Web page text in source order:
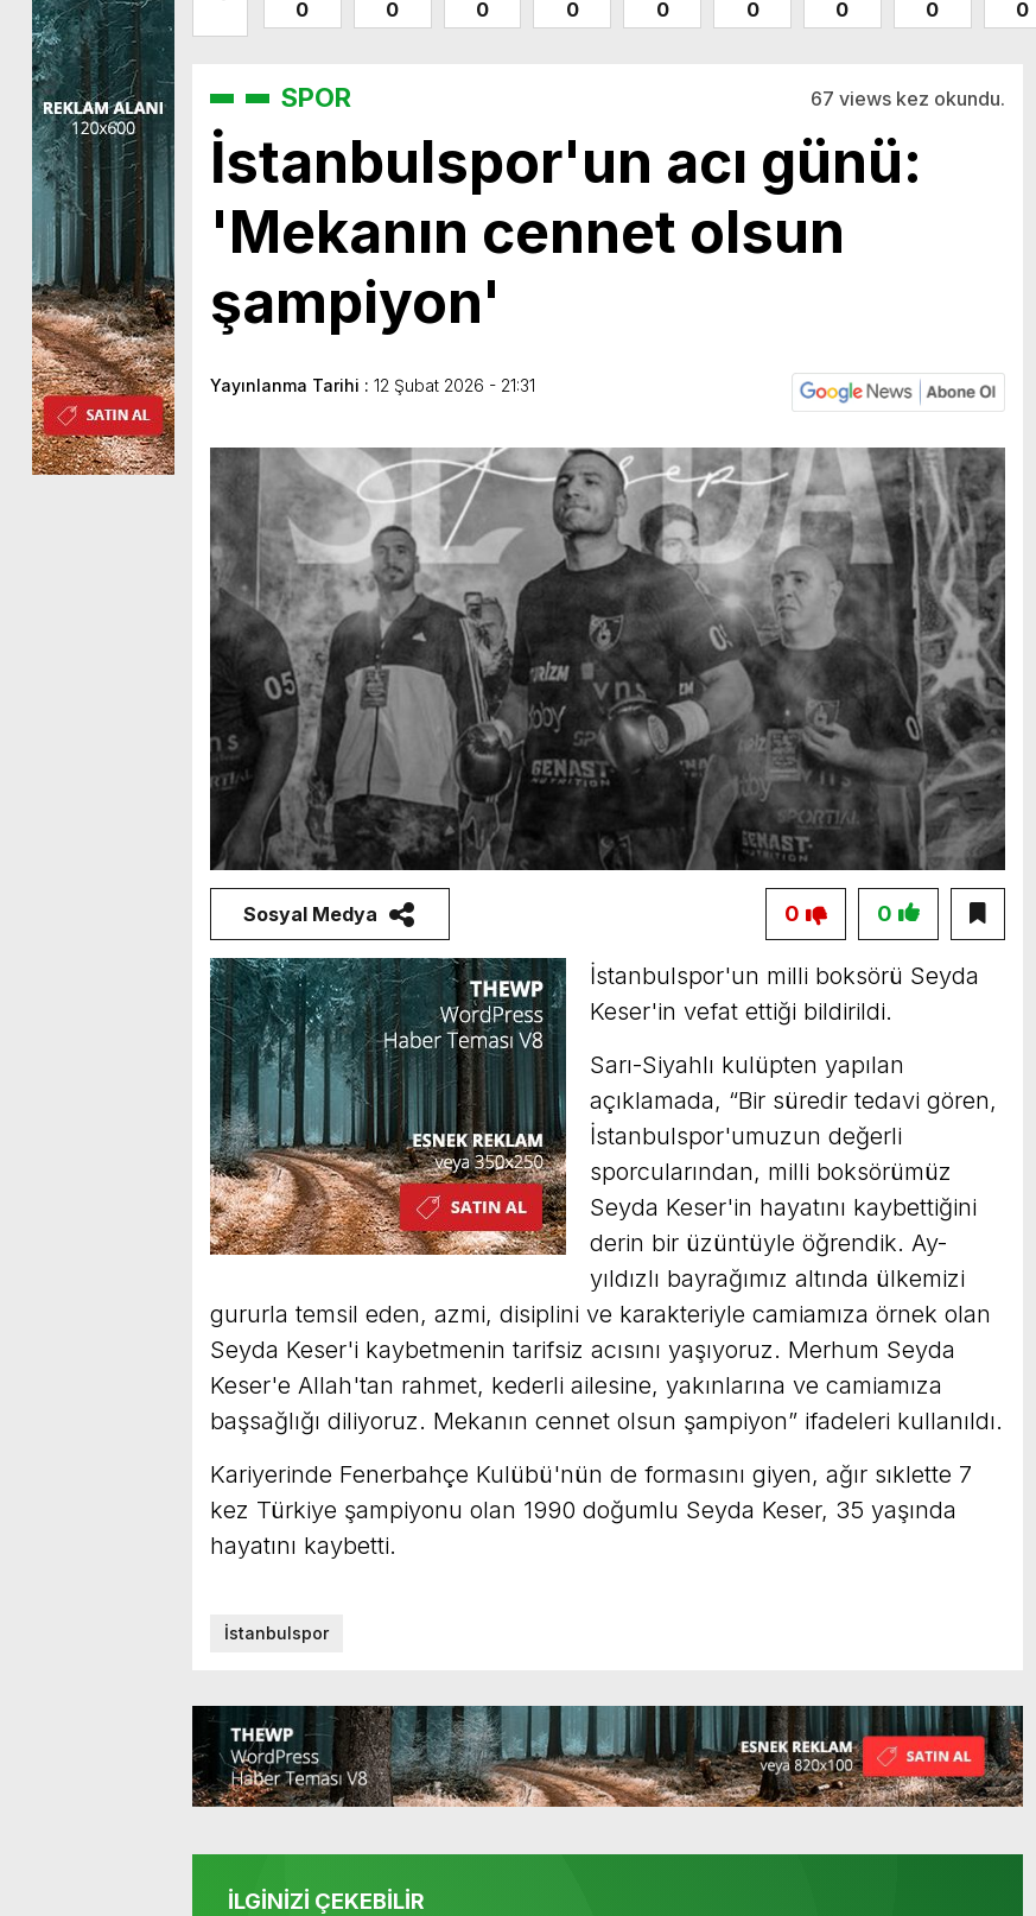
0 0 0 0 0 0 0 0 0
SPOR 67 views kez okundu.
İstanbulspor'un acı günü:
'Mekanın cennet olsun
şampiyon'
Yayınlanma Tarihi : 12 Şubat 2026 - 21:31
Sosyal Medya 0
0
İstanbulspor'un milli boksörü Seyda
Keser'in vefat ettiği bildirildi.
Sarı-Siyahlı kulüpten yapılan
açıklamada, “Bir süredir tedavi gören,
İstanbulspor'umuzun değerli
sporcularından, milli boksörümüz
Seyda Keser'in hayatını kaybettiğini
derin bir üzüntüyle öğrendik. Ay-
yıldızlı bayrağımız altında ülkemizi
gururla temsil eden, azmi, disiplini ve karakteriyle camiamıza örnek olan
Seyda Keser'i kaybetmenin tarifsiz acısını yaşıyoruz. Merhum Seyda
Keser'e Allah'tan rahmet, kederli ailesine, yakınlarına ve camiamıza
başsağlığı diliyoruz. Mekanın cennet olsun şampiyon” ifadeleri kullanıldı.
Kariyerinde Fenerbahçe Kulübü'nün de formasını giyen, ağır sıklette 7
kez Türkiye şampiyonu olan 1990 doğumlu Seyda Keser, 35 yaşında
hayatını kaybetti.
İstanbulspor
İLGİNİZİ ÇEKEBİLİR